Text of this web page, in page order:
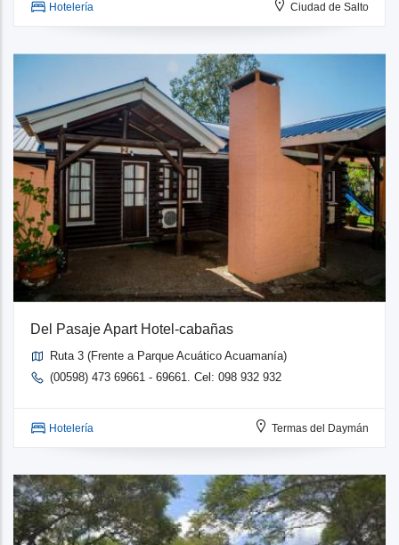
Hotelería Ciudad de Salto
Del Pasaje Apart Hotel-cabañas
Ruta 3 (Frente a Parque Acuático Acuamanía)
(00598) 473 69661 - 69661. Cel: 098 932 932
Hotelería Termas del Daymán